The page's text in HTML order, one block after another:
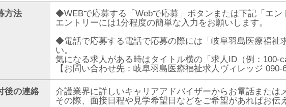
方法
◆WEBで応募する「Webで応募」ボタンまたは下記「エン
エントリーには1分程度の簡単な入力をお願いします。
◆電話で応募する電話で応募の際には「岐阜羽島医療福祉
い。
気になる求人がある時はタイトル横の「求人ID（例：100-
【お問い合わせ先：岐阜羽島医療福祉求人ヴィレッジ 090-
後の連絡
介護業界に詳しいキャリアアドバイザーからお電話または
その際、面接日程や見学希望日などをご希望があればお伝